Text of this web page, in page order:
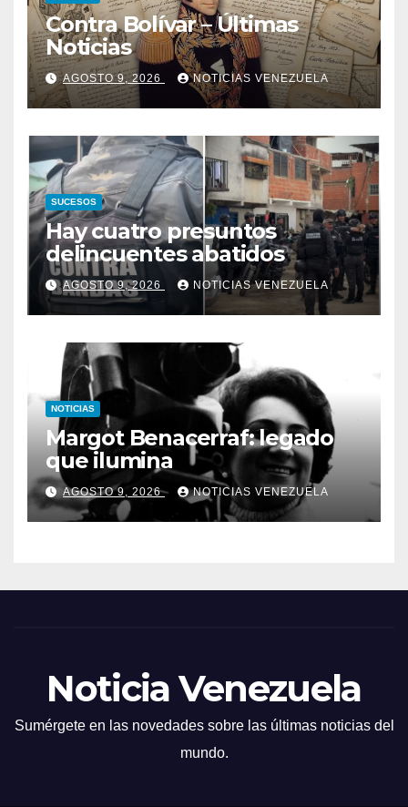
Contra Bolívar – Últimas
Noticias
AGOSTO 9, 2026 NOTICIAS VENEZUELA
SUCESOS
Hay cuatro presuntos
delincuentes abatidos
AGOSTO 9, 2026 NOTICIAS VENEZUELA
NOTICIAS
Margot Benacerraf: legado
que ilumina
AGOSTO 9, 2026 NOTICIAS VENEZUELA
Noticia Venezuela
Sumérgete en las novedades sobre las últimas noticias del
mundo.